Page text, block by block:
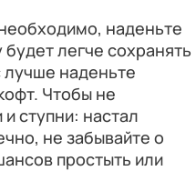
наденьте
легче сохранять
лучше наденьте
Чтобы не
ступни: настал
не забывайте о
простыть или